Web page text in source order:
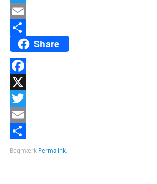
Twitter
Email
Del
Share
Facebook
X
Twitter
Email
Del
Bogmærk Permalink.